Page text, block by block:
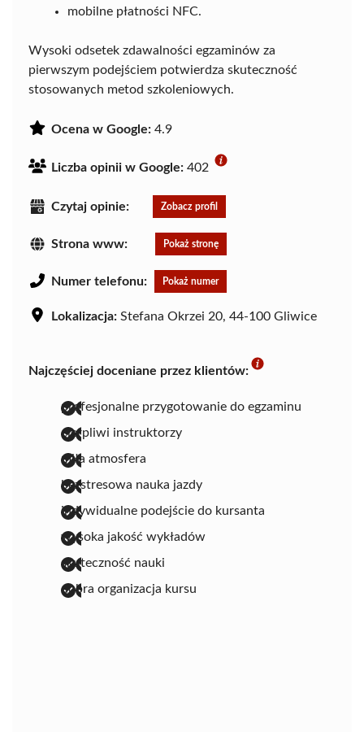
mobilne płatności NFC.
Wysoki odsetek zdawalności egzaminów za
pierwszym podejściem potwierdza skuteczność
stosowanych metod szkoleniowych.
Ocena w Google: 4.9
Liczba opinii w Google: 402
Czytaj opinie: Zobacz profil
Strona www: Pokaż stronę
Numer telefonu: Pokaż numer
Lokalizacja: Stefana Okrzei 20, 44-100 Gliwice
Najczęściej doceniane przez klientów:
profesjonalne przygotowanie do egzaminu
cierpliwi instruktorzy
miła atmosfera
bezstresowa nauka jazdy
indywidualne podejście do kursanta
wysoka jakość wykładów
skuteczność nauki
dobra organizacja kursu